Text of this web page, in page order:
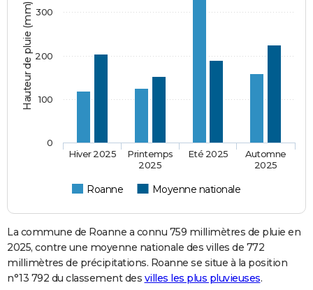
Hauteur de pluie (mm)
Roanne Moyenne nationale
Hiver 2025
Printemps
2025
Eté 2025
Automne
2025
0
100
200
300
La commune de Roanne a connu 759 millimètres de pluie en
2025, contre une moyenne nationale des villes de 772
millimètres de précipitations. Roanne se situe à la position
n°13 792 du classement des villes les plus pluvieuses.